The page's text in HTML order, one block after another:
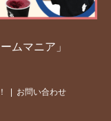
ムマニア」
お問い合わせ